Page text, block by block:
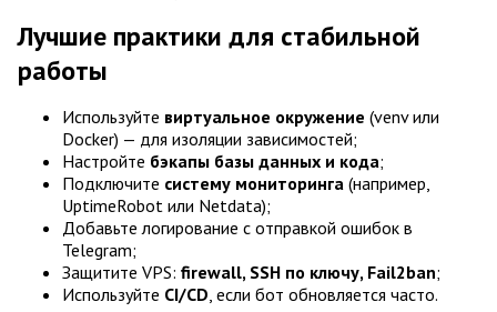
Лучшие практики для стабильной
работы
Используйте виртуальное окружение (venv или
Docker) — для изоляции зависимостей;
Настройте бэкапы базы данных и кода;
Подключите систему мониторинга (например,
UptimeRobot или Netdata);
Добавьте логирование с отправкой ошибок в
Telegram;
Защитите VPS: firewall, SSH по ключу, Fail2ban;
Используйте CI/CD , если бот обновляется часто.